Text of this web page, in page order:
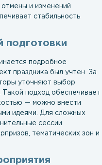
и изменений
стабильность
подготовки
подробное
праздника был учтен. За
уточняют выбор
Такой подход обеспечивает
— можно внести
идеями. Для сложных
сессии
тематических зон и